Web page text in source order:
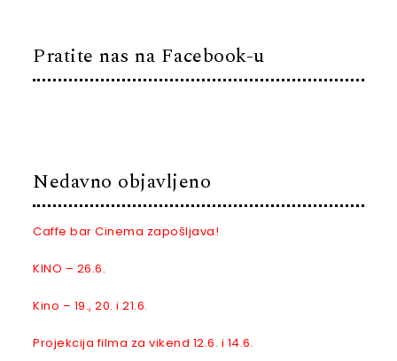
Pratite nas na Facebook-u
Nedavno objavljeno
Caffe bar Cinema zapošljava!
KINO – 26.6.
Kino – 19., 20. i 21.6.
Projekcija filma za vikend 12.6. i 14.6.